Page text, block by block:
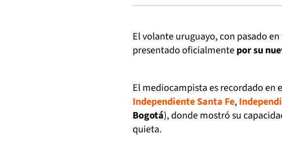
El volante uruguayo, con pasado
presentado oficialmentepor su
El mediocampista es recordado en
Independiente Santa Fe,
Bogotá), donde mostró su
quieta.